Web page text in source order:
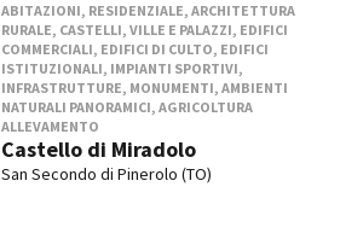
ABITAZIONI, RESIDENZIALE, ARCHITETTURA
RURALE, CASTELLI, VILLE E PALAZZI, EDIFICI
COMMERCIALI, EDIFICI DI CULTO, EDIFICI
ISTITUZIONALI, IMPIANTI SPORTIVI,
INFRASTRUTTURE, MONUMENTI, AMBIENTI
NATURALI PANORAMICI, AGRICOLTURA
ALLEVAMENTO
Castello di Miradolo
San Secondo di Pinerolo (TO)